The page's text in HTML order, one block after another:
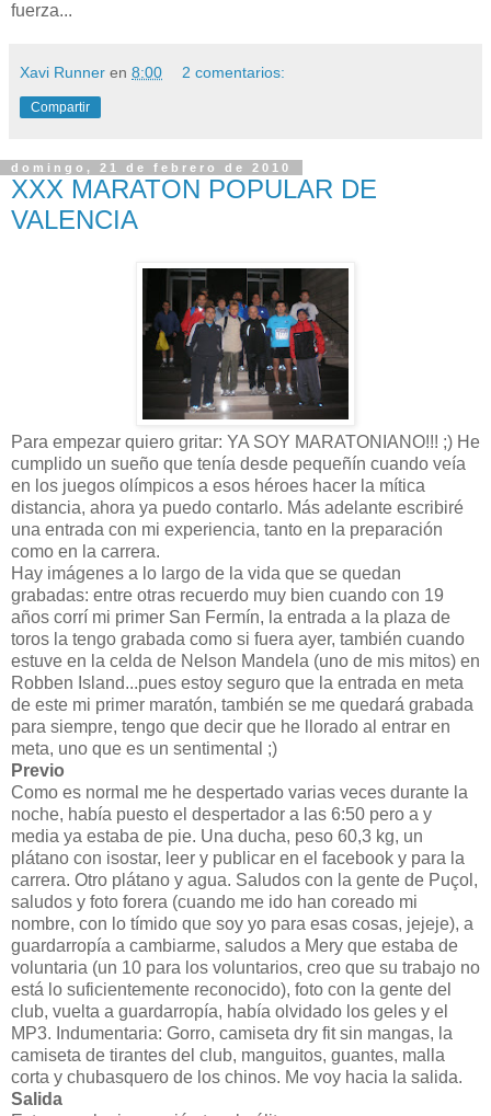
fuerza...
Xavi Runner en 8:00 2 comentarios:
Compartir
domingo, 21 de febrero de 2010
XXX MARATON POPULAR DE
VALENCIA
Para empezar quiero gritar: YA SOY MARATONIANO!!! ;) He
cumplido un sueño que tenía desde pequeñín cuando veía
en los juegos olímpicos a esos héroes hacer la mítica
distancia, ahora ya puedo contarlo. Más adelante escribiré
una entrada con mi experiencia, tanto en la preparación
como en la carrera.
Hay imágenes a lo largo de la vida que se quedan
grabadas: entre otras recuerdo muy bien cuando con 19
años corrí mi primer San Fermín, la entrada a la plaza de
toros la tengo grabada como si fuera ayer, también cuando
estuve en la celda de Nelson Mandela (uno de mis mitos) en
Robben Island...pues estoy seguro que la entrada en meta
de este mi primer maratón, también se me quedará grabada
para siempre, tengo que decir que he llorado al entrar en
meta, uno que es un sentimental ;)
Previo
Como es normal me he despertado varias veces durante la
noche, había puesto el despertador a las 6:50 pero a y
media ya estaba de pie. Una ducha, peso 60,3 kg, un
plátano con isostar, leer y publicar en el facebook y para la
carrera. Otro plátano y agua. Saludos con la gente de Puçol,
saludos y foto forera (cuando me ido han coreado mi
nombre, con lo tímido que soy yo para esas cosas, jejeje), a
guardarropía a cambiarme, saludos a Mery que estaba de
voluntaria (un 10 para los voluntarios, creo que su trabajo no
está lo suficientemente reconocido), foto con la gente del
club, vuelta a guardarropía, había olvidado los geles y el
MP3. Indumentaria: Gorro, camiseta dry fit sin mangas, la
camiseta de tirantes del club, manguitos, guantes, malla
corta y chubasquero de los chinos. Me voy hacia la salida.
Salida